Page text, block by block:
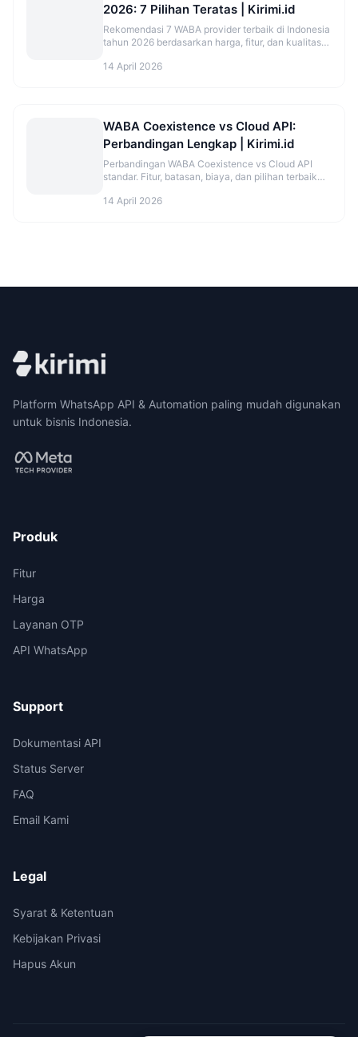
2026: 7 Pilihan Teratas | Kirimi.id
Rekomendasi 7 WABA provider terbaik di Indonesia
tahun 2026 berdasarkan harga, fitur, dan kualitas
14 April 2026
WABA Coexistence vs Cloud API:
Perbandingan Lengkap | Kirimi.id
Perbandingan WABA Coexistence vs Cloud API
standar. Fitur, batasan, biaya, dan pilihan terbaik
14 April 2026
Platform WhatsApp API & Automation paling mudah digunakan
untuk bisnis Indonesia.
Produk
Fitur
Harga
Layanan OTP
API WhatsApp
Support
Dokumentasi API
Status Server
FAQ
Email Kami
Legal
Syarat & Ketentuan
Kebijakan Privasi
Hapus Akun